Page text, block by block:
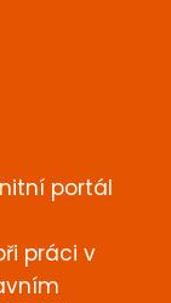
portál
práci v